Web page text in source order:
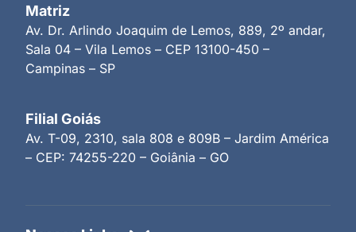
Matriz
Av. Dr. Arlindo Joaquim de Lemos, 889, 2º andar,
Sala 04 – Vila Lemos – CEP 13100-450 –
Campinas – SP
Filial Goiás
Av. T-09, 2310, sala 808 e 809B – Jardim América
– CEP: 74255-220 – Goiânia – GO